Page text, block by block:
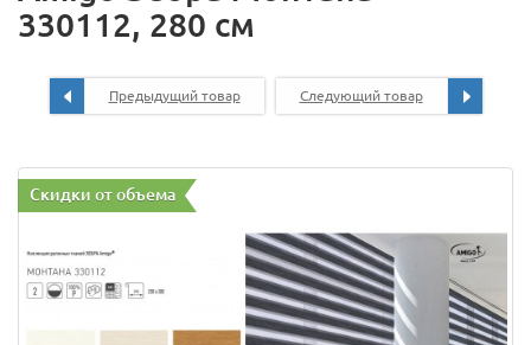
330112, 280 см
Предыдущий товар Следующий товар
Скидки от объема